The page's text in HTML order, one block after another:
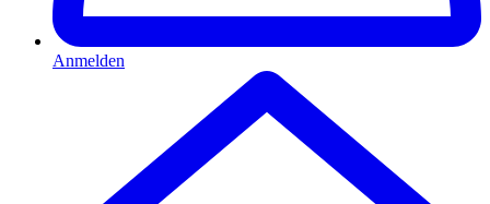
Anmelden